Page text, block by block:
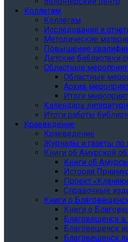
Коллегам
Коллегам
Исследования и
Методические
Повышение
Детские библиотеки
Областные
Областные
Архив
Итоги
Календарь
Итоги работы
Краеведение
Краеведение
Журналы и газеты по
Книги об Амурской
Книги об
История
Проект
Справочные
Книги о
Книги о
Благовещенск
Благовещенск
Благовещенск